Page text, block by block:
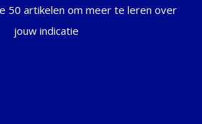
50 artikelen om meer te leren over
jouw indicatie